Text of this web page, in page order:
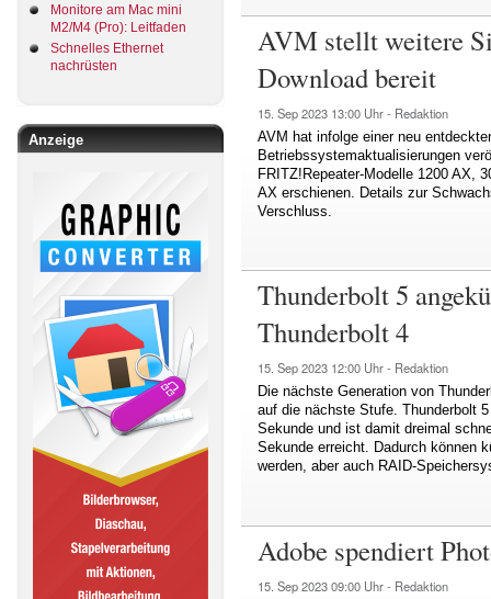
Monitore am Mac mini
M2/M4 (Pro): Leitfaden
Schnelles Ethernet
nachrüsten
Anzeige
AVM stellt weitere
Download bereit
15. Sep 2023 13:00 Uhr - Redaktion
AVM hat infolge einer neu
Betriebssystemaktualisierungen
FRITZ!Repeater-Modelle 1200 AX,
AX erschienen. Details zur
Verschluss.
Thunderbolt 5
Thunderbolt 4
15. Sep 2023 12:00 Uhr - Redaktion
Die nächste Generation von
auf die nächste Stufe. Thunderbolt
Sekunde und ist damit dreimal
Sekunde erreicht. Dadurch können
werden, aber auch RAID-
Adobe spendiert
15. Sep 202309:00 Uhr - Redaktion